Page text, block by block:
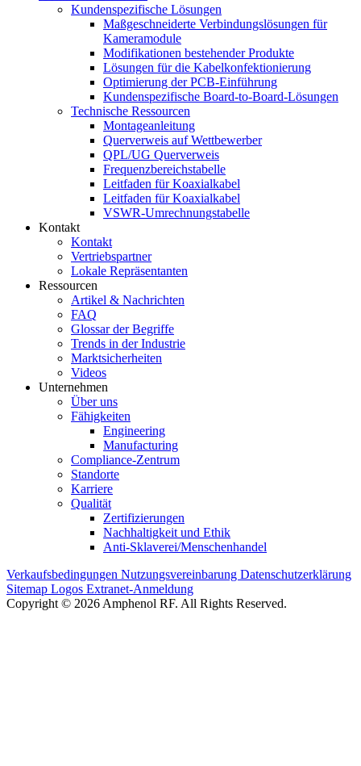
Kundenspezifische Lösungen
Maßgeschneiderte Verbindungslösungen für
Kameramodule
Modifikationen bestehender Produkte
Lösungen für die Kabelkonfektionierung
Optimierung der PCB-Einführung
Kundenspezifische Board-to-Board-Lösungen
Technische Ressourcen
Montageanleitung
Querverweis auf Wettbewerber
QPL/UG Querverweis
Frequenzbereichstabelle
Leitfaden für Koaxialkabel
Leitfaden für Koaxialkabel
VSWR-Umrechnungstabelle
Kontakt
Kontakt
Vertriebspartner
Lokale Repräsentanten
Ressourcen
Artikel & Nachrichten
FAQ
Glossar der Begriffe
Trends in der Industrie
Marktsicherheiten
Videos
Unternehmen
Über uns
Fähigkeiten
Engineering
Manufacturing
Compliance-Zentrum
Standorte
Karriere
Qualität
Zertifizierungen
Nachhaltigkeit und Ethik
Anti-Sklaverei/Menschenhandel
Verkaufsbedingungen Nutzungsvereinbarung Datenschutzerklärung
Sitemap Logos Extranet-Anmeldung
Copyright © 2026 Amphenol RF. All Rights Reserved.